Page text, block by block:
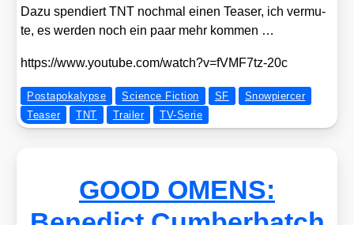
Dazu spen­diert TNT noch­mal einen Teaser, ich ver­mu­
te, es wer­den noch ein paar mehr kom­men …
https://​www​.you​tube​.com/​w​a​t​c​h​?​v​=​f​V​M​F​7​t​z​-​20c
Postapokalypse Science Fiction SF
Snowpiercer
Teaser
TNT Trailer TV-Serie
GOOD OMENS: